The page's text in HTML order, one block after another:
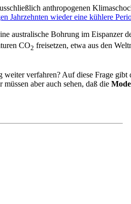
anthropogenen
Jahrzehnten wieder eine kühlere
australische Bohrung im Eispanzer
CO2 freisetzen, etwa aus den
verfahren? Auf diese Frage
aber auch sehen, daß die